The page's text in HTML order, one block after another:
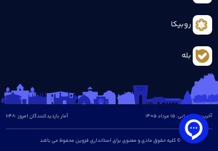
روبیکا
بله
آخرین بروزرسانی: 15 مرداد 1405
© کلیه حقوق مادی و معنوی برای استانداری قزوین محفوظ می باشد
آمار بازدیدکنندگان امروز :1148